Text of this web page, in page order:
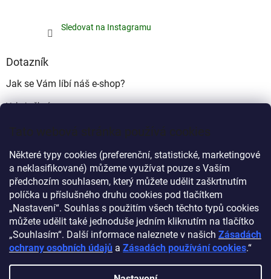
Tato webová stránka používá cookies
Některé typy cookies (preferenční, statistické, marketingové
a neklasifikované) můžeme využívat pouze s Vaším
předchozím souhlasem, který můžete udělit zaškrtnutím
políčka u příslušného druhu cookies pod tlačítkem
„Nastavení“. Souhlas s použitím všech těchto typů cookies
můžete udělit také jednoduše jedním kliknutím na tlačítko
„Souhlasím“. Další informace naleznete v našich Zásadách
ochrany osobních údajů a Zásadách používání cookies.“
Sledovat na Instagramu
Dotazník
Jak se Vám líbí náš e-shop?
Velmi pěkný
Ujde to
Nelíbí se mi
Počet hlasů:340
Myprovas.cz Obchodnawebu.cz